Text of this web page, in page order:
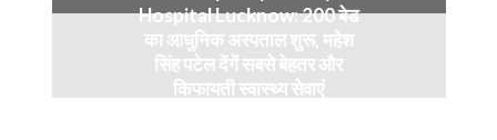
Hospital Lucknow: 200 बेड
का आधुनिक अस्पताल शुरू, महेश
सिंह पटेल देंगें सबसे बेहतर और
किफायती स्वास्थ्य सेवाएं